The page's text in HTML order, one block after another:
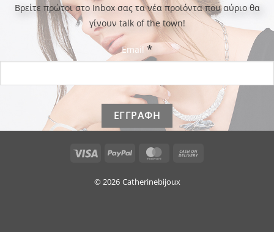
Bρείτε πρώτοι στο Inbox σας τα νέα προϊόντα που αύριο θα
γίνουν talk of the town!
Email *
Visa PayPal MasterCard
© 2026 Catherinebijoux